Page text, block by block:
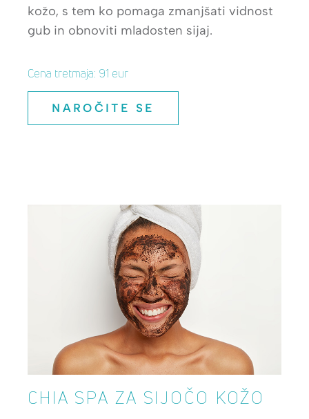
kožo, s tem ko pomaga zmanjšati vidnost
gub in obnoviti mladosten sijaj.
Cena tretmaja: 91 eur
NAROČITE SE
CHIA SPA ZA SIJOČO KOŽO